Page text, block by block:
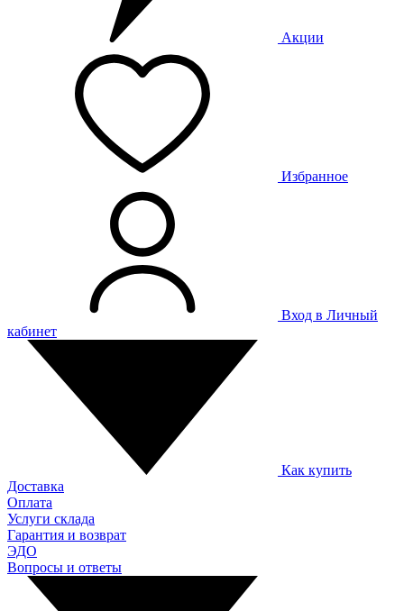
Акции
Избранное
Вход в Личный
кабинет
Как купить
Доставка
Оплата
Услуги склада
Гарантия и возврат
ЭДО
Вопросы и ответы